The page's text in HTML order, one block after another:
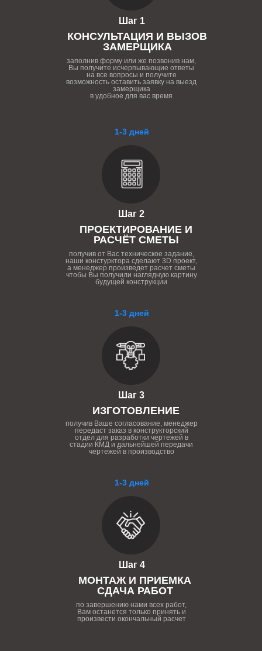
1-3 дней
Шаг 4
МОНТАЖ И ПРИЕМКА
СДАЧА РАБОТ
по завершению нами всех работ,
Вам останется только принять и
произвести окончальный расчет
1-3 дней
Шаг 3
ИЗГОТОВЛЕНИЕ
получив Ваше согласование, менеджер
передаст заказ в конструкторский
отдел для разработки чертежей в
стадии КМД и дальнейшей передачи
чертежей в производство
1-3 дней
Шаг 2
ПРОЕКТИРОВАНИЕ И
РАСЧЁТ СМЕТЫ
получив от Вас техническое задание,
наши констурктора сделают 3D проект,
а менеджер произведет расчет сметы
чтобы Вы получили наглядную картину
будущей конструкции
Шаг 1
КОНСУЛЬТАЦИЯ И ВЫЗОВ
ЗАМЕРЩИКА
заполнив форму или же позвонив нам,
Вы получите исчерпывающие ответы
на все вопросы и получите
возможность оставить заявку на выезд
замерщика
в удобное для вас время